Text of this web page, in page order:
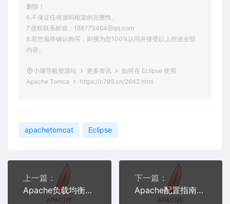
删除！
6.不保证任何源码框架的完整性。
7.侵权联系邮箱：188773464@qq.com
8.若您最终确认购买，则视为您100%认同并接受以上所述全部
内容。
小璐导航资源站 更多资讯
如何在 Eclipse 使用
Apache Tomca
https://o789.cn/2642.html
apachetomcat Eclipse
上一篇：
Apache负载均衡配置详解：手把手教你实现高可用Web架构
下一篇：
Apache配置指南：如何实现域名转发提升网站流量与SEO